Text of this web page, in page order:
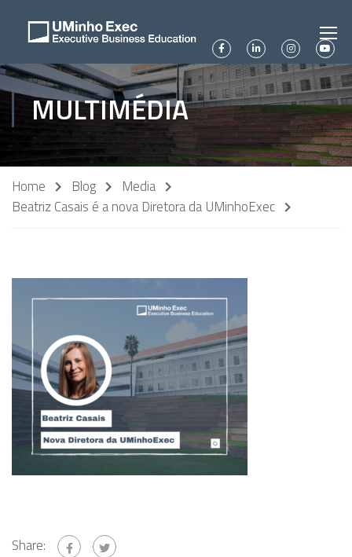
MULTIMÉDIA
Home Blog
Media
Beatriz Casais é a nova Diretora da UMinhoExec
Share: